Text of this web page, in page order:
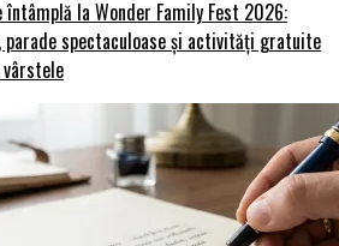
întâmplă la Wonder Family Fest 2026:
parade spectaculoase și activități gratuite